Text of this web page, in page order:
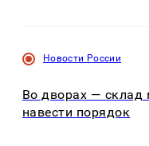
Новости России
Во дворах — склад
навести порядок